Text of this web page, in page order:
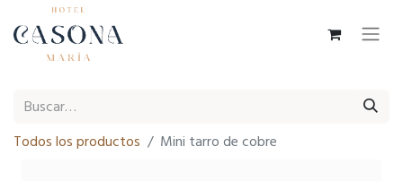
Todos los productos Mini tarro de cobre